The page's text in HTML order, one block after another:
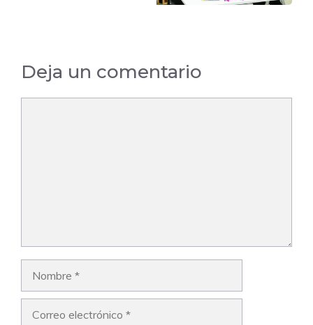
Deja un comentario